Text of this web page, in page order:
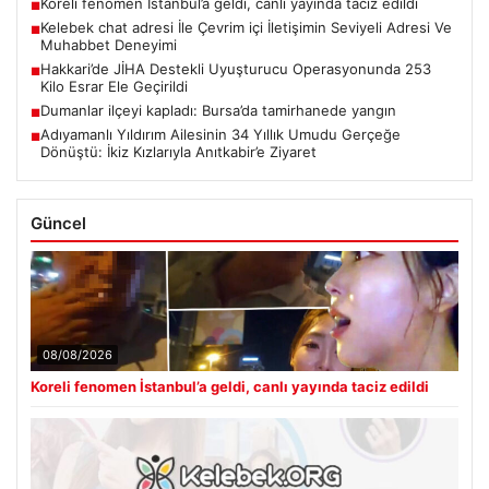
■
■Kelebek chat adresi İle Çevrim içi İletişimin Seviyeli Adresi Ve
Muhabbet Deneyimi
■Hakkari’de JİHA Destekli Uyuşturucu Operasyonunda 253
Kilo Esrar Ele Geçirildi
■Dumanlar ilçeyi kapladı: Bursa’da tamirhanede yangın
■Adıyamanlı Yıldırım Ailesinin 34 Yıllık Umudu Gerçeğe
Dönüştü: İkiz Kızlarıyla Anıtkabir’e Ziyaret
Güncel
08/08/2026
Koreli fenomen İstanbul’a geldi, canlı yayında taciz edildi